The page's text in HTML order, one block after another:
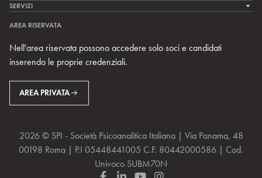
LA RICERCA
MULTIMEDIA
LA SPI
TEAM DI SPIWEB
CONTATTI
RIVISTE
SERVIZI
ARCHIVIO STORICO
AREA RISERVATA
Nell'area riservata possono accedere solo soci e candidati
inserendo le proprie credenziali.
AREA PRIVATA
2026 © SPI - Società Psicoanalitica Italiana | Via Panama, 48
00198 Roma | P.I 05448441005 C.F. 80442000586 | Cod.
Univoco SUBM70N